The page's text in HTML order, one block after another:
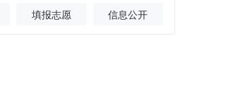
填报志愿 信息公开